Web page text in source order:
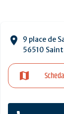
9 place de
56510
Scheda